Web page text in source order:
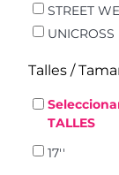
STREET
UNICROSS
Talles /
TALLES
17''